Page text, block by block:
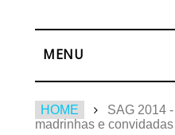
madrinhas e